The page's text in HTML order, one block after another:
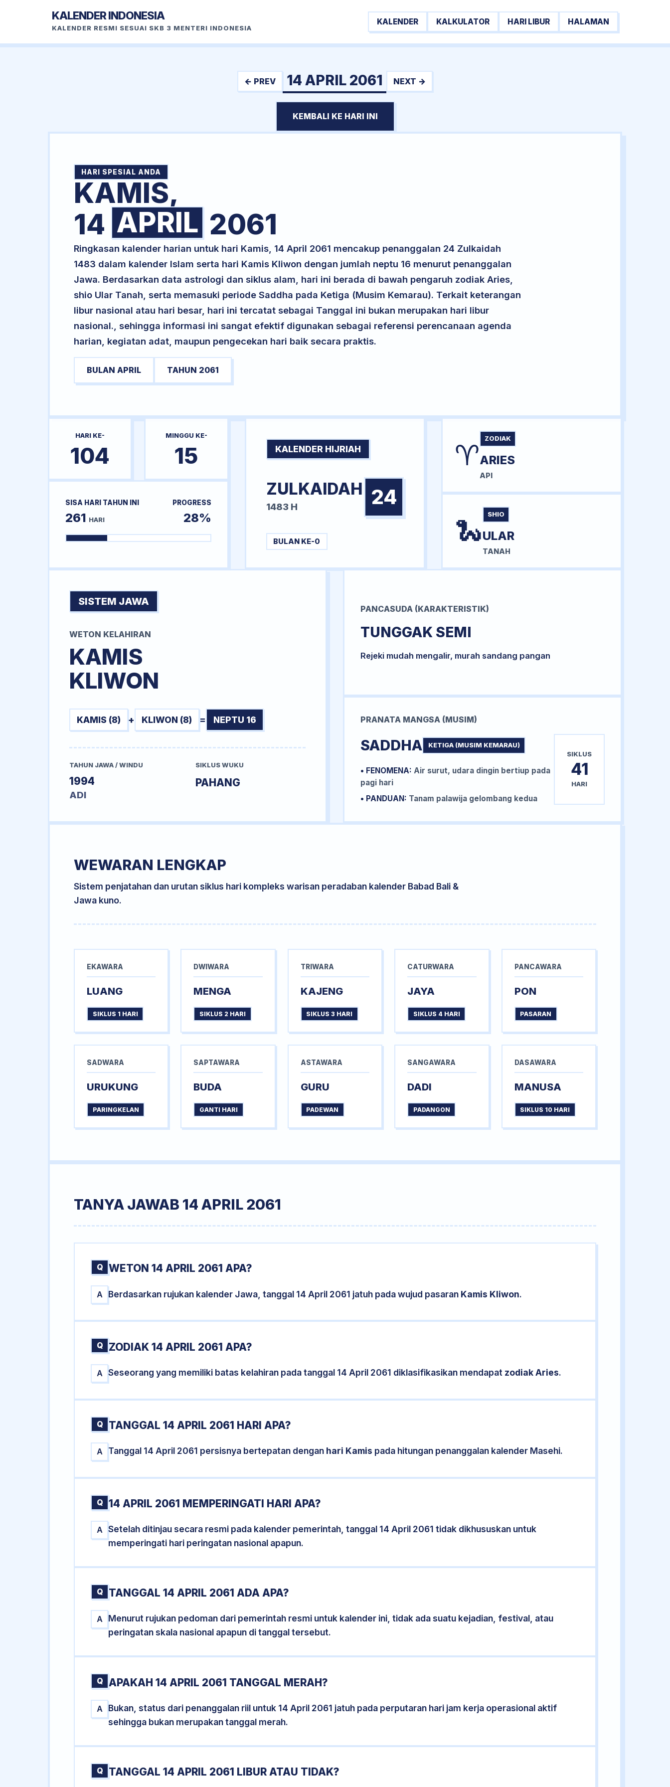
KALENDER INDONESIA
KALENDER RESMI SESUAI SKB 3 MENTERI INDONESIA
KALENDER KALKULATOR HARI LIBUR HALAMAN
← PREV 14 APRIL 2061 NEXT →
KEMBALI KE HARI INI
HARI SPESIAL ANDA
KAMIS,
14 APRIL 2061
Ringkasan kalender harian untuk hari Kamis, 14 April 2061 mencakup penanggalan 24 Zulkaidah
1483 dalam kalender Islam serta hari Kamis Kliwon dengan jumlah neptu 16 menurut penanggalan
Jawa. Berdasarkan data astrologi dan siklus alam, hari ini berada di bawah pengaruh zodiak Aries,
shio Ular Tanah, serta memasuki periode Saddha pada Ketiga (Musim Kemarau). Terkait keterangan
libur nasional atau hari besar, hari ini tercatat sebagai Tanggal ini bukan merupakan hari libur
nasional., sehingga informasi ini sangat efektif digunakan sebagai referensi perencanaan agenda
harian, kegiatan adat, maupun pengecekan hari baik secara praktis.
BULAN APRIL TAHUN 2061
HARI KE-
104
MINGGU KE-
15
SISA HARI TAHUN INI
261 HARI
PROGRESS
28%
KALENDER HIJRIAH
ZULKAIDAH
1483 H 24
BULAN KE-0
♈ ZODIAK
ARIES
API
🐍 SHIO
ULAR
TANAH
SISTEM JAWA
WETON KELAHIRAN
KAMIS
KLIWON
KAMIS (8) + KLIWON (8) = NEPTU 16
TAHUN JAWA / WINDU
1994
ADI
SIKLUS WUKU
PAHANG
PANCASUDA (KARAKTERISTIK)
TUNGGAK SEMI
Rejeki mudah mengalir, murah sandang pangan
PRANATA MANGSA (MUSIM)
SADDHA KETIGA (MUSIM KEMARAU)
• FENOMENA: Air surut, udara dingin bertiup pada
pagi hari
• PANDUAN: Tanam palawija gelombang kedua
SIKLUS
41
HARI
WEWARAN LENGKAP
Sistem penjatahan dan urutan siklus hari kompleks warisan peradaban kalender Babad Bali &
Jawa kuno.
EKAWARA
LUANG
SIKLUS 1 HARI
DWIWARA
MENGA
SIKLUS 2 HARI
TRIWARA
KAJENG
SIKLUS 3 HARI
CATURWARA
JAYA
SIKLUS 4 HARI
PANCAWARA
PON
PASARAN
SADWARA
URUKUNG
PARINGKELAN
SAPTAWARA
BUDA
GANTI HARI
ASTAWARA
GURU
PADEWAN
SANGAWARA
DADI
PADANGON
DASAWARA
MANUSA
SIKLUS 10 HARI
TANYA JAWAB 14 APRIL 2061
Q WETON 14 APRIL 2061 APA?
A Berdasarkan rujukan kalender Jawa, tanggal 14 April 2061 jatuh pada wujud pasaran Kamis Kliwon.
Q ZODIAK 14 APRIL 2061 APA?
A Seseorang yang memiliki batas kelahiran pada tanggal 14 April 2061 diklasifikasikan mendapat zodiak Aries.
Q TANGGAL 14 APRIL 2061 HARI APA?
A Tanggal 14 April 2061 persisnya bertepatan dengan hari Kamis pada hitungan penanggalan kalender Masehi.
Q 14 APRIL 2061 MEMPERINGATI HARI APA?
A
Setelah ditinjau secara resmi pada kalender pemerintah, tanggal 14 April 2061 tidak dikhususkan untuk
memperingati hari peringatan nasional apapun.
Q TANGGAL 14 APRIL 2061 ADA APA?
A
Menurut rujukan pedoman dari pemerintah resmi untuk kalender ini, tidak ada suatu kejadian, festival, atau
peringatan skala nasional apapun di tanggal tersebut.
Q APAKAH 14 APRIL 2061 TANGGAL MERAH?
A
Bukan, status dari penanggalan riil untuk 14 April 2061 jatuh pada perputaran hari jam kerja operasional aktif
sehingga bukan merupakan tanggal merah.
Q TANGGAL 14 APRIL 2061 LIBUR ATAU TIDAK?